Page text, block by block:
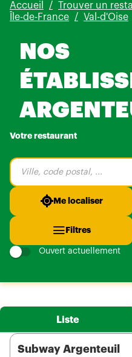
Accueil
Trouver un
Île-de-France
Val-d'Oise
NOS
Votre restaurant
Veuillez
renseigner
une
adresse
Me localiser
Filtres
Ouvert actuellement
Liste
Subway Argenteuil